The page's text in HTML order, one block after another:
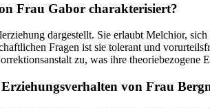
Frau Gabor charakterisiert?
dargestellt. Sie erlaubt Melchior,
Fragen ist sie tolerant und
zu, was ihre theoriebezogene
von Frau